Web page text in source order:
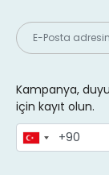
Kampanya,
için kayıt olun.